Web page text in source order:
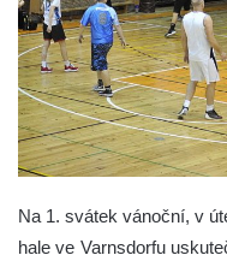
Na 1. svátek vánoční, v
hale ve Varnsdorfu